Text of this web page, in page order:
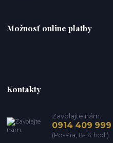
Možnosť online platby
Kontakty
Zavolajte nám.
0914 409 999
(Po-Pia, 8-14 hod.)